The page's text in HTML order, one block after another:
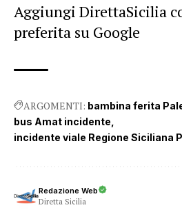
Aggiungi DirettaSicilia
preferita su Google
ARGOMENTI: bambina ferita
bus Amat incidente
incidente viale Regione Siciliana
Redazione Web
Diretta Sicilia